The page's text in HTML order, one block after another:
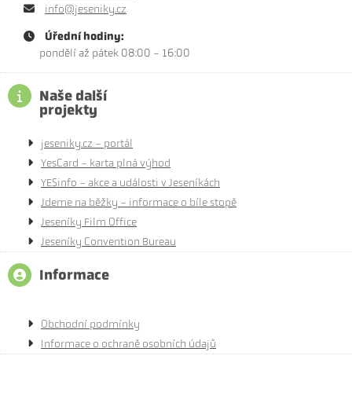
info@jeseniky.cz
Úřední hodiny:
pondělí až pátek 08:00 - 16:00
Naše další
projekty
jeseniky.cz - portál
YesCard - karta plná výhod
YESinfo - akce a události v Jeseníkách
Jdeme na běžky - informace o bíle stopě
Jeseníky Film Office
Jeseníky Convention Bureau
Informace
Obchodní podmínky
Informace o ochraně osobních údajů